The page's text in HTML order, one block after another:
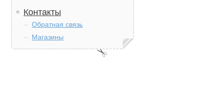
Контакты
Обратная связь
Магазины